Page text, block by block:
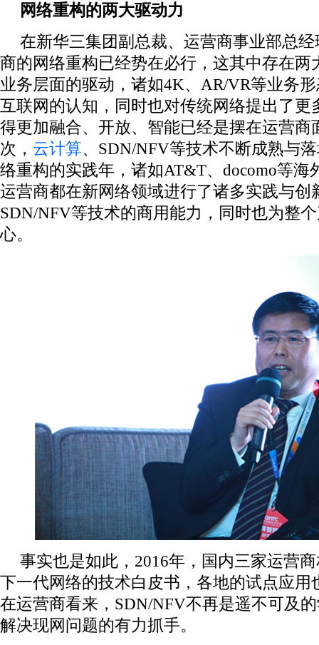
网络重构的两大驱动力
在新华三集团副总裁、运营商事业部总
商的网络重构已经势在必行，这其中存在两
业务层面的驱动，诸如4K、AR/VR等业务
互联网的认知，同时也对传统网络提出了更
得更加融合、开放、智能已经是摆在运营商
次， 云计算、SDN/NFV等技术不断成熟与
络重构的实践年，诸如AT&T、docomo等海
运营商都在新网络领域进行了诸多实践与创
SDN/NFV等技术的商用能力，同时也为整
心。
事实也是如此，2016年，国内三家运营
下一代网络的技术白皮书，各地的试点应用
在运营商看来，SDN/NFV不再是遥不可及
解决现网问题的有力抓手。